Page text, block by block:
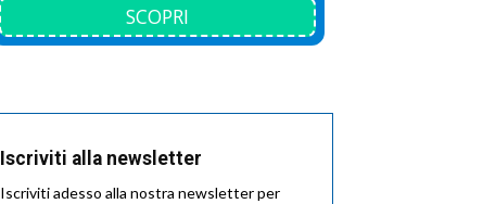
SCOPRI
Iscriviti alla newsletter
Iscriviti adesso alla nostra newsletter per